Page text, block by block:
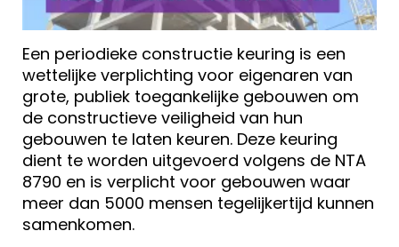
Een periodieke constructie keuring is een
wettelijke verplichting voor eigenaren van
grote, publiek toegankelijke gebouwen om
de constructieve veiligheid van hun
gebouwen te laten keuren. Deze keuring
dient te worden uitgevoerd volgens de NTA
8790 en is verplicht voor gebouwen waar
meer dan 5000 mensen tegelijkertijd kunnen
samenkomen.